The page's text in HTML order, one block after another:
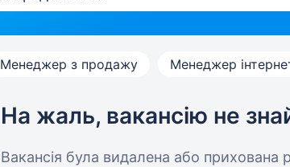
Менеджер з продажу Менеджер
На жаль, вакансію не
Вакансія була видалена або прихована